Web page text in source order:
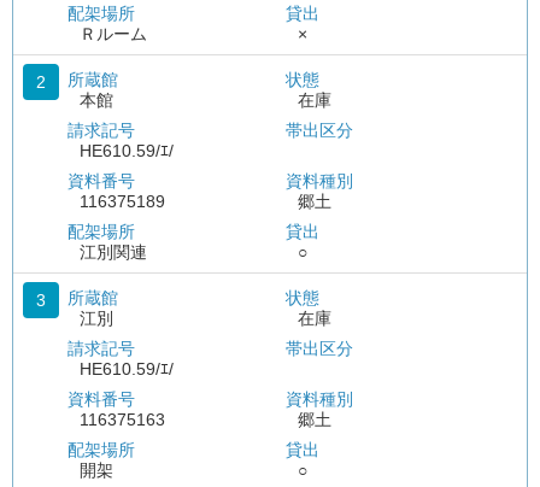
配架場所
Ｒルーム
貸出
×
2
所蔵館
本館
請求記号
HE610.59/ｴ/
資料番号
116375189
配架場所
江別関連
状態
在庫
帯出区分
資料種別
郷土
貸出
○
3
所蔵館
江別
請求記号
HE610.59/ｴ/
資料番号
116375163
配架場所
開架
状態
在庫
帯出区分
資料種別
郷土
貸出
○